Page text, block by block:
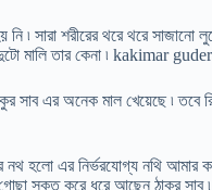
নি ৷ সারা শরীরের থরে থরে
মালি তার কেনা ৷ kakimar
সাব এর অনেক মাল খেয়েছে ৷
হলো এর নির্ভরযোগ্য নথি আমার
সক্ত করে ধরে আছেন ঠাকুর সাব